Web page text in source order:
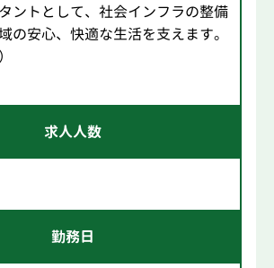
ントとして、社会インフラの整備
の安心、快適な生活を支えます。
求人人数
勤務日